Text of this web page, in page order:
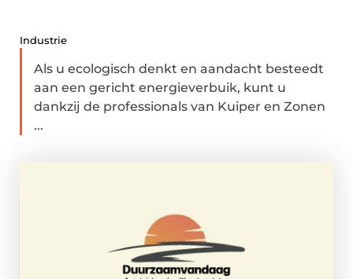
Industrie
Als u ecologisch denkt en aandacht besteedt
aan een gericht energieverbuik, kunt u
dankzij de professionals van Kuiper en Zonen
...